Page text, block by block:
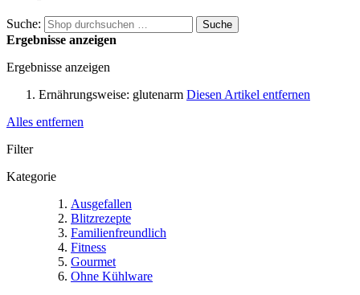
Suche: Suche
Ergebnisse anzeigen
Ergebnisse anzeigen
Ernährungsweise: glutenarm Diesen Artikel entfernen
Alles entfernen
Filter
Kategorie
Ausgefallen
Blitzrezepte
Familienfreundlich
Fitness
Gourmet
Ohne Kühlware